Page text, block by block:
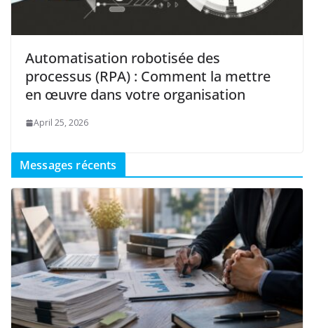
Automatisation robotisée des
processus (RPA) : Comment la mettre
en œuvre dans votre organisation
April 25, 2026
Messages récents